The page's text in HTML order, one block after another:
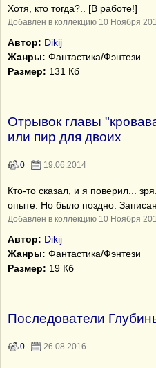
Хотя, кто тогда?.. [В работе!]
Добавлен в коллекцию 10 Ноября
Автор: Dikij
Жанры: Фантастика/Фэнтези
Размер: 131 Кб
Отрывок главы
или пир для двоих
0 19.06.2014
Кто-то сказал, и я поверил...
опыте. Но было поздно.
Добавлен в коллекцию 10 Ноября
Автор: Dikij
Жанры: Фантастика/Фэнтези
Размер: 19 Кб
Последователи
0 26.08.2016